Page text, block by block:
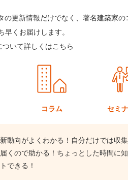
の更新情報だけでなく、著名建築家の
早くお届けします。
ついて詳しくはこちら
コラム セミ
動向がよくわかる！自分だけでは収
くので助かる！ちょっとした時間に
できる！